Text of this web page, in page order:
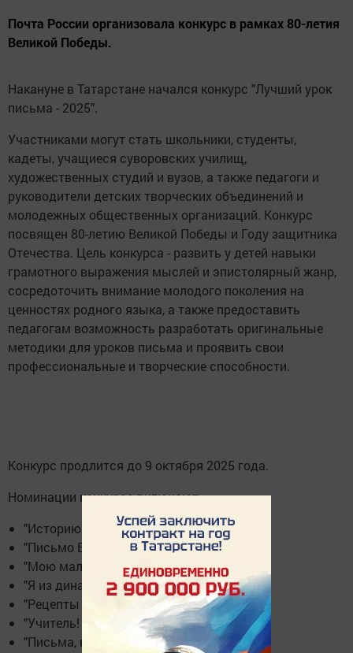
Почта России организовала конкурс в рамках 80-летия
Великой Победы.
Накануне в Татарстане начался конкурс "Лучший урок
письма - 2025".
Участниками могут стать школьники, студенты,
кадеты, учащиеся суворовских училищ,
художественных студий и вузов, а также педагоги и
руководители детских творческих объединений и
молодежных общественных организаций. Конкурс
посвящен 80-летию Великой Победы и Году защитника
Отечества. Цель конкурса - развить у детей навыки
грамотного выражения мыслей и эпистолярный жанр,
сосредоточить внимание молодого поколения на
ценностях родного языка, а также предоставить
педагогам возможность разработать оригинальные
методики для уроков письма и проявить свои
профессиональные и творческие способности.
Конкурс продлится до 9 октября 2025 года.
Номинации конкурса включают
"Историю и легенды моей семьи",
"Письмо Василию Теркину",
"Мою малую родину",
"Я из династии почтовиков",
"Рецепты счастливой семьи",
"Учитель! Перед именем твоим...",
"Письма, которые не забываются",